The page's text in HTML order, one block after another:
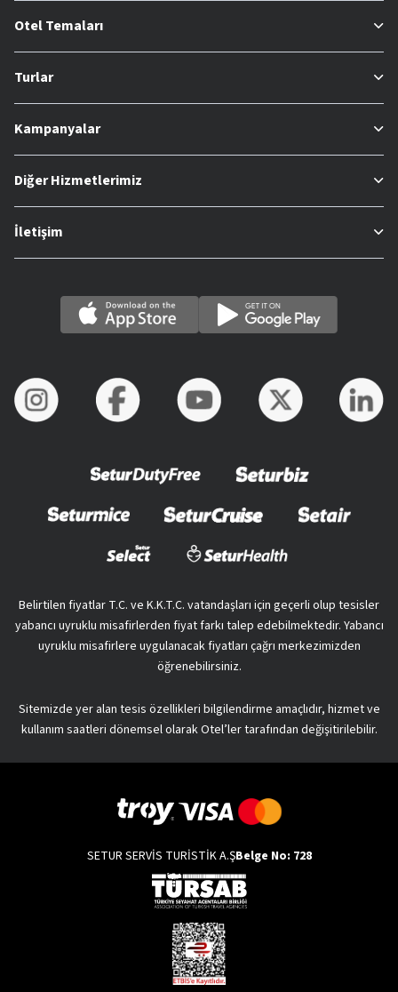
Otel Temaları
Turlar
Kampanyalar
Diğer Hizmetlerimiz
İletişim
Belirtilen fiyatlar T.C. ve K.K.T.C. vatandaşları için geçerli olup tesisler
yabancı uyruklu misafirlerden fiyat farkı talep edebilmektedir. Yabancı
uyruklu misafirlere uygulanacak fiyatları çağrı merkezimizden
öğrenebilirsiniz.
Sitemizde yer alan tesis özellikleri bilgilendirme amaçlıdır, hizmet ve
kullanım saatleri dönemsel olarak Otel’ler tarafından değişitirilebilir.
SETUR SERVİS TURİSTİK A.ŞBelge No: 728